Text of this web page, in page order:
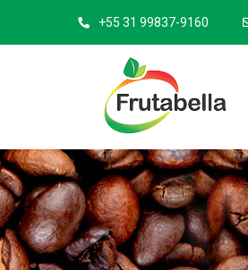
+55 31 99837-9160